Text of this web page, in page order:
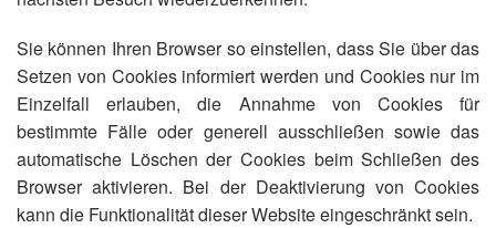
Sie können Ihren Browser so einstellen, dass Sie über das
Setzen von Cookies informiert werden und Cookies nur im
Einzelfall erlauben, die Annahme von Cookies für
bestimmte Fälle oder generell ausschließen sowie das
automatische Löschen der Cookies beim Schließen des
Browser aktivieren. Bei der Deaktivierung von Cookies
kann die Funktionalität dieser Website eingeschränkt sein.